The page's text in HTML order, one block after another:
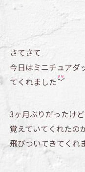
さてさて
今日はミニチュアダ
てくれました
3ヶ月ぶりだったけど
覚えていてくれたの
飛びついてきてくれ